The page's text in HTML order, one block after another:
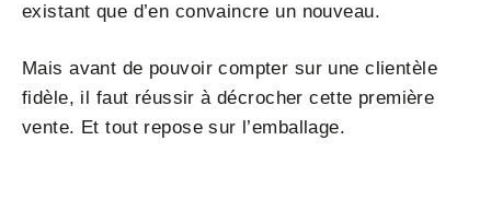
existant que d’en convaincre un nouveau.
Mais avant de pouvoir compter sur une clientèle
fidèle, il faut réussir à décrocher cette première
vente. Et tout repose sur l’emballage.